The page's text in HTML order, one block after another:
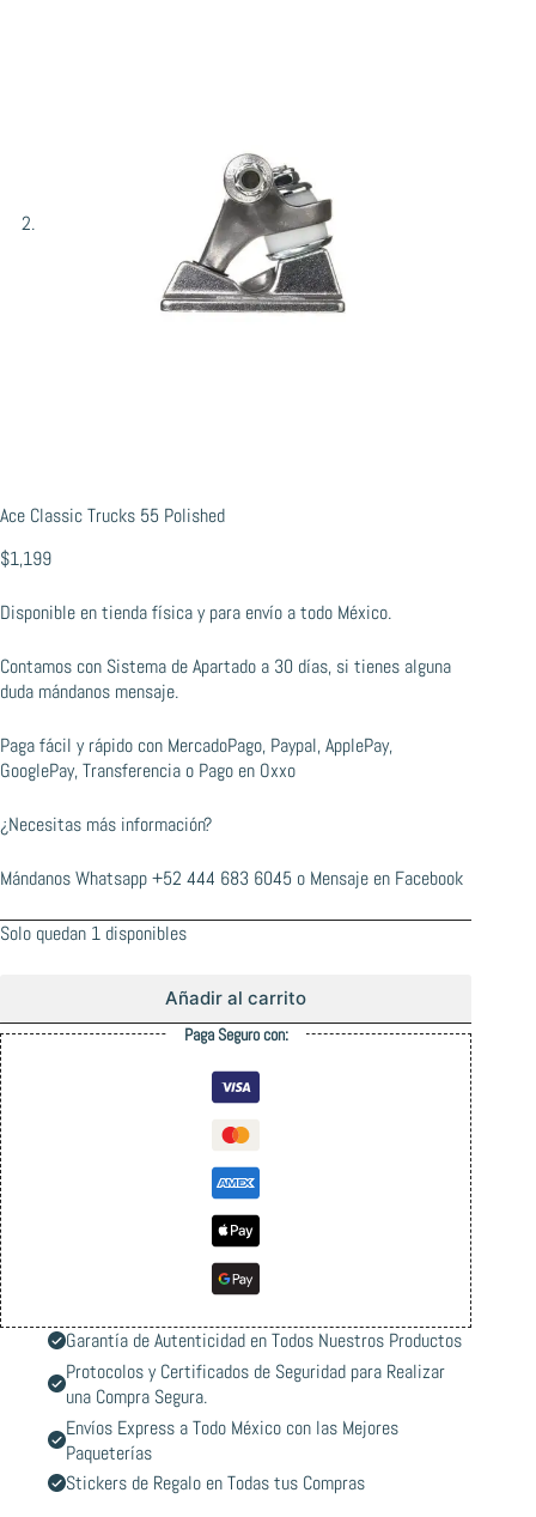
Ace Classic Trucks 55 Polished
$1,199
Disponible en tienda física y para envío a todo México.
Contamos con Sistema de Apartado a 30 días, si tienes alguna
duda mándanos mensaje.
Paga fácil y rápido con MercadoPago, Paypal, ApplePay,
GooglePay, Transferencia o Pago en Oxxo
¿Necesitas más información?
Mándanos Whatsapp+52 444 683 6045 o Mensaje en Facebook
Solo quedan 1 disponibles
Añadir al carrito
Paga Seguro con:
Garantía de Autenticidad en Todos Nuestros Productos
Protocolos y Certificados de Seguridad para Realizar
una Compra Segura.
Envíos Express a Todo México con las Mejores
Paqueterías
Stickers de Regalo en Todas tus Compras